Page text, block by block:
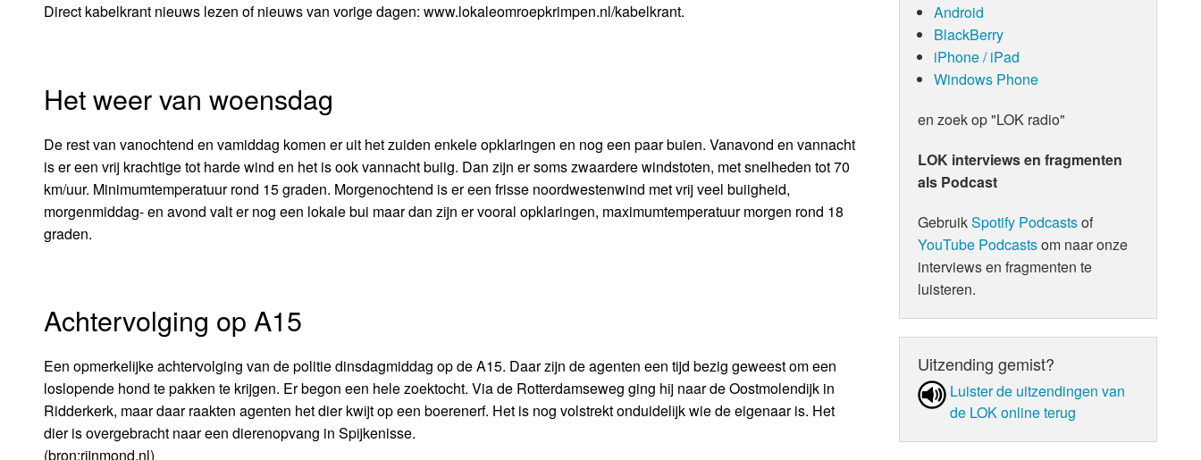
Direct kabelkrant nieuws lezen of nieuws van vorige dagen: www.lokaleomroepkrimpen.nl/kabelkrant.
Het weer van woensdag
De rest van vanochtend en vamiddag komen er uit het zuiden enkele opklaringen en nog een paar buien. Vanavond en vannacht
is er een vrij krachtige tot harde wind en het is ook vannacht buiig. Dan zijn er soms zwaardere windstoten, met snelheden tot 70
km/uur. Minimumtemperatuur rond 15 graden. Morgenochtend is er een frisse noordwestenwind met vrij veel buiigheid,
morgenmiddag- en avond valt er nog een lokale bui maar dan zijn er vooral opklaringen, maximumtemperatuur morgen rond 18
graden.
Achtervolging op A15
Een opmerkelijke achtervolging van de politie dinsdagmiddag op de A15. Daar zijn de agenten een tijd bezig geweest om een
loslopende hond te pakken te krijgen. Er begon een hele zoektocht. Via de Rotterdamseweg ging hij naar de Oostmolendijk in
Ridderkerk, maar daar raakten agenten het dier kwijt op een boerenerf. Het is nog volstrekt onduidelijk wie de eigenaar is. Het
dier is overgebracht naar een dierenopvang in Spijkenisse.
(bron:rijnmond.nl)
Android
BlackBerry
iPhone / iPad
Windows Phone
en zoek op "LOK radio"
LOK interviews en fragmenten
als Podcast
GebruikSpotify Podcastsof
YouTube Podcastsom naar onze
interviews en fragmenten te
luisteren.
Uitzending gemist?
Luister de uit­zen­din­gen van
de LOK online terug